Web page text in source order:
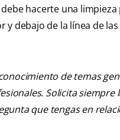
hacerte una
debajo de la línea de las
de temas
Solicita
que tengas en